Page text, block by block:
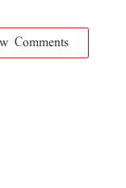
Comments